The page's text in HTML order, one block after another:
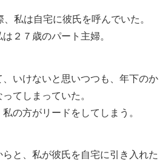
私は自宅に彼氏を呼んでいた。
２７歳のパート主婦。
いけないと思いつつも、年下のか
てしまっていた。
の方がリードをしてしまう。
と、私が彼氏を自宅に引き入れた